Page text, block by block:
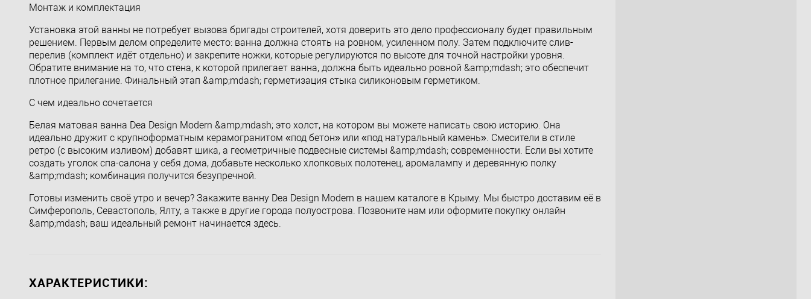
Монтаж и комплектация
Установка этой ванны не потребует вызова бригады строителей, хотя доверить это дело профессионалу будет правильным
решением. Первым делом определите место: ванна должна стоять на ровном, усиленном полу. Затем подключите слив-
перелив (комплект идёт отдельно) и закрепите ножки, которые регулируются по высоте для точной настройки уровня.
Обратите внимание на то, что стена, к которой прилегает ванна, должна быть идеально ровной &amp;mdash; это обеспечит
плотное прилегание. Финальный этап &amp;mdash; герметизация стыка силиконовым герметиком.
С чем идеально сочетается
Белая матовая ванна Dea Design Modern &amp;mdash; это холст, на котором вы можете написать свою историю. Она
идеально дружит с крупноформатным керамогранитом «под бетон» или «под натуральный камень». Смесители в стиле
ретро (с высоким изливом) добавят шика, а геометричные подвесные системы &amp;mdash; современности. Если вы хотите
создать уголок спа-салона у себя дома, добавьте несколько хлопковых полотенец, аромалампу и деревянную полку
&amp;mdash; комбинация получится безупречной.
Готовы изменить своё утро и вечер? Закажите ванну Dea Design Modern в нашем каталоге в Крыму. Мы быстро доставим её в
Симферополь, Севастополь, Ялту, а также в другие города полуострова. Позвоните нам или оформите покупку онлайн
&amp;mdash; ваш идеальный ремонт начинается здесь.
ХАРАКТЕРИСТИКИ: